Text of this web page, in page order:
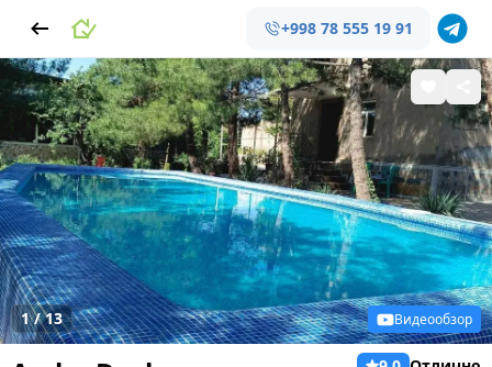
+998 78 555 19 91
1/13 Видеообзор